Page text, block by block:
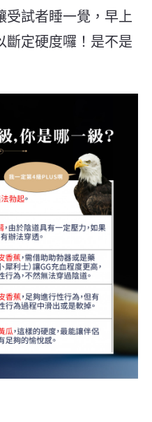
受試者睡一覺，早上
斷定硬度囉！是不是